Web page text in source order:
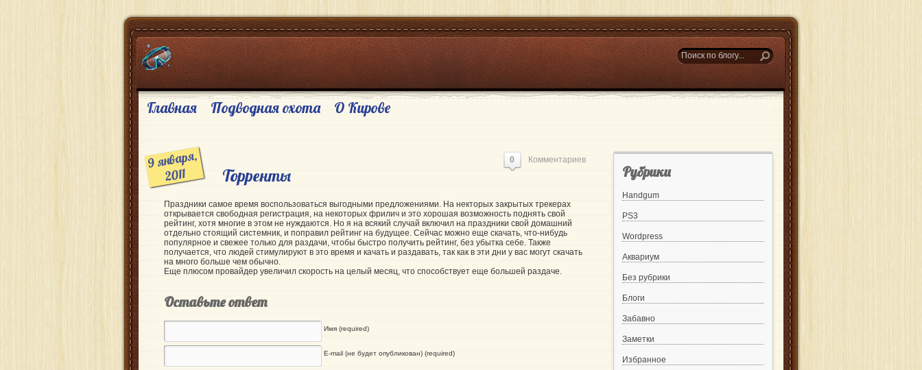
Главная Подводная охота О Кирове
9 января,
2011 Торренты
0 Комментариев
Праздники самое время воспользоваться выгодными предложениями. На некторых закрытых трекерах
открывается свободная регистрация, на некоторых фрилич и это хорошая возможность поднять свой
рейтинг, хотя многие в этом не нуждаются. Но я на всякий случай включил на праздники свой домашний
отдельно стоящий системник, и поправил рейтинг на будущее. Сейчас можно еще скачать, что-нибудь
популярное и свежее только для раздачи, чтобы быстро получить рейтинг, без убытка себе. Также
получается, что людей стимулируют в это время и качать и раздавать, так как в эти дни у вас могут скачать
на много больше чем обычно.
Еще плюсом провайдер увеличил скорость на целый месяц, что способствует еще большей раздаче.
Оставьте ответ
Имя (required)
E-mail (не будет опубликован) (required)
Рубрики
Handgum
PS3
Wordpress
Аквариум
Без рубрики
Блоги
Забавно
Заметки
Избранное